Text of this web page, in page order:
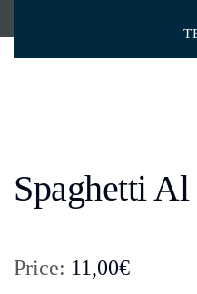
Spaghetti
Price: 11,00€